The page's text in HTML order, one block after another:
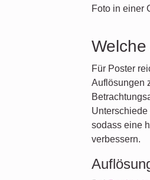
Foto in einer
Für Poster
Auflösungen
sodass eine
verbessern.